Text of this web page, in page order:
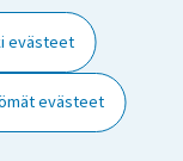
evästeet
evästeet